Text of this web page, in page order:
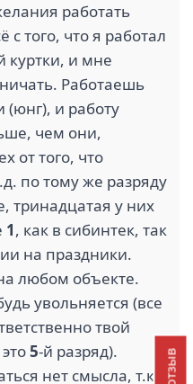
работать
того, что я работал
куртки, и мне
Работаешь
(юнг), и работу
чем они,
от того, что
по тому же разряду
тринадцатая у них
1, как в сибинтек, так
на праздники.
любом объекте.
увольняется (все
твой
5-й разряд).
нет смысла, т.к.